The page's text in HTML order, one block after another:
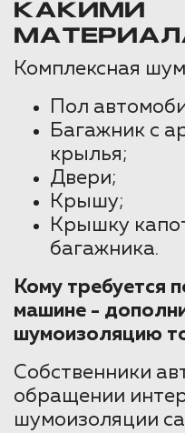
КАКИМИ
Комплексная
Пол
Багажник с
крылья;
Двери;
Крышу;
Крышку
багажника.
Кому требуется
машине -
шумоизоляцию
Собственники
обращении
шумоизоляции